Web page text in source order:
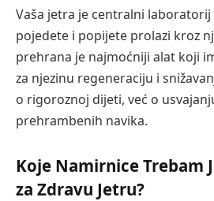
Vaša jetra je centralni laboratorij
pojedete i popijete prolazi kroz
prehrana je najmoćniji alat koji
za njezinu regeneraciju i
o rigoroznoj dijeti, već o
prehrambenih navika.
Koje Namirnice Trebam
za Zdravu Jetru?